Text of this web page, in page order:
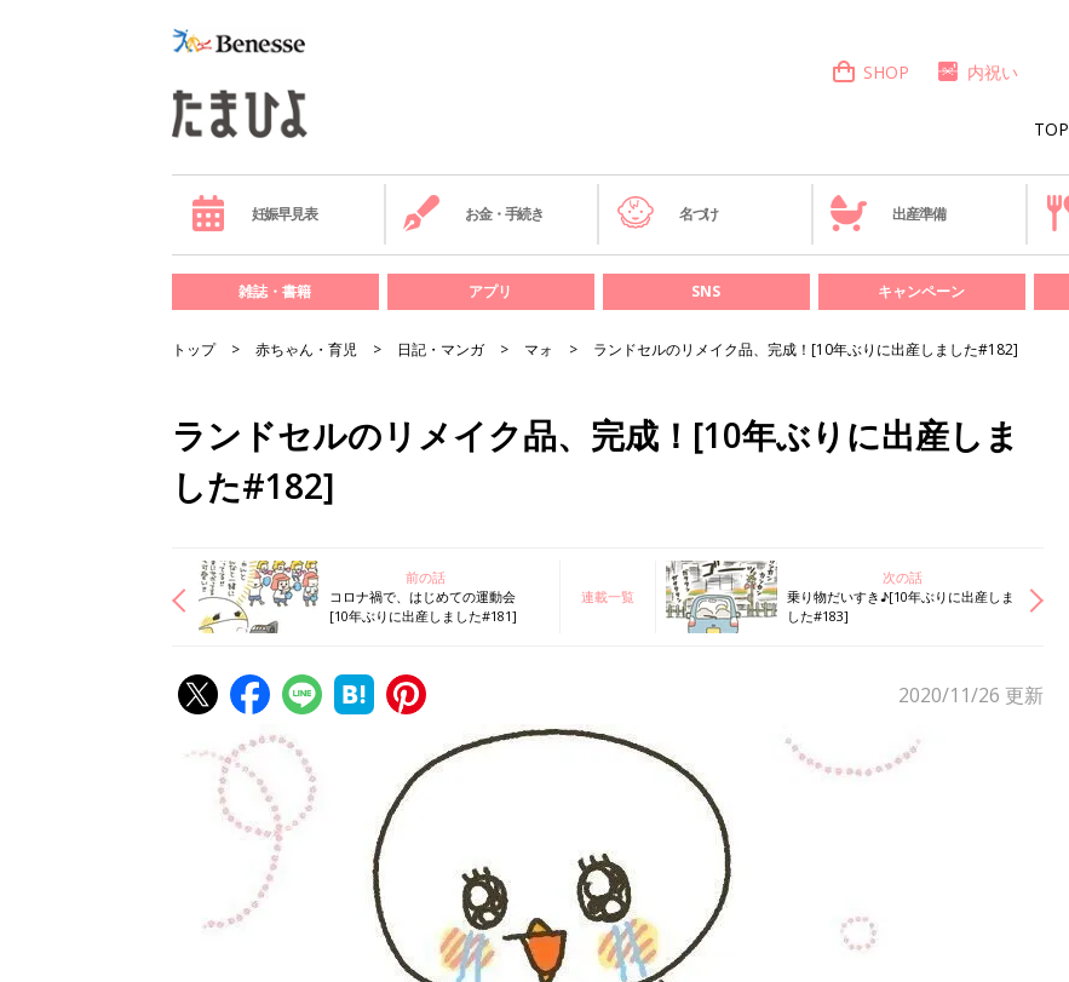
TOP
SHOP 内祝い
妊娠早見表 お金・手続き 名づけ 出産準備
雑誌・書籍 アプリ SNS キャンペーン
トップ 赤ちゃん・育児 日記・マンガ マォ ランドセルのリメイク品、完成！[10年ぶりに出産しました#182]
ランドセルのリメイク品、完成！[10年ぶりに出産しま
した#182]
前の話
コロナ禍で、はじめての運動会
[10年ぶりに出産しました#181]
連載一覧
次の話
乗り物だいすき♪[10年ぶりに出産しま
した#183]
2020/11/26 更新